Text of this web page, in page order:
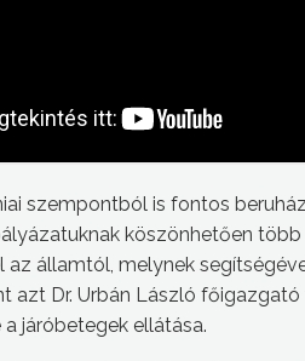
szempontból is fontos
köszönhetően
államtól, melynek
azt Dr. Urbán László
járóbetegek ellátása.